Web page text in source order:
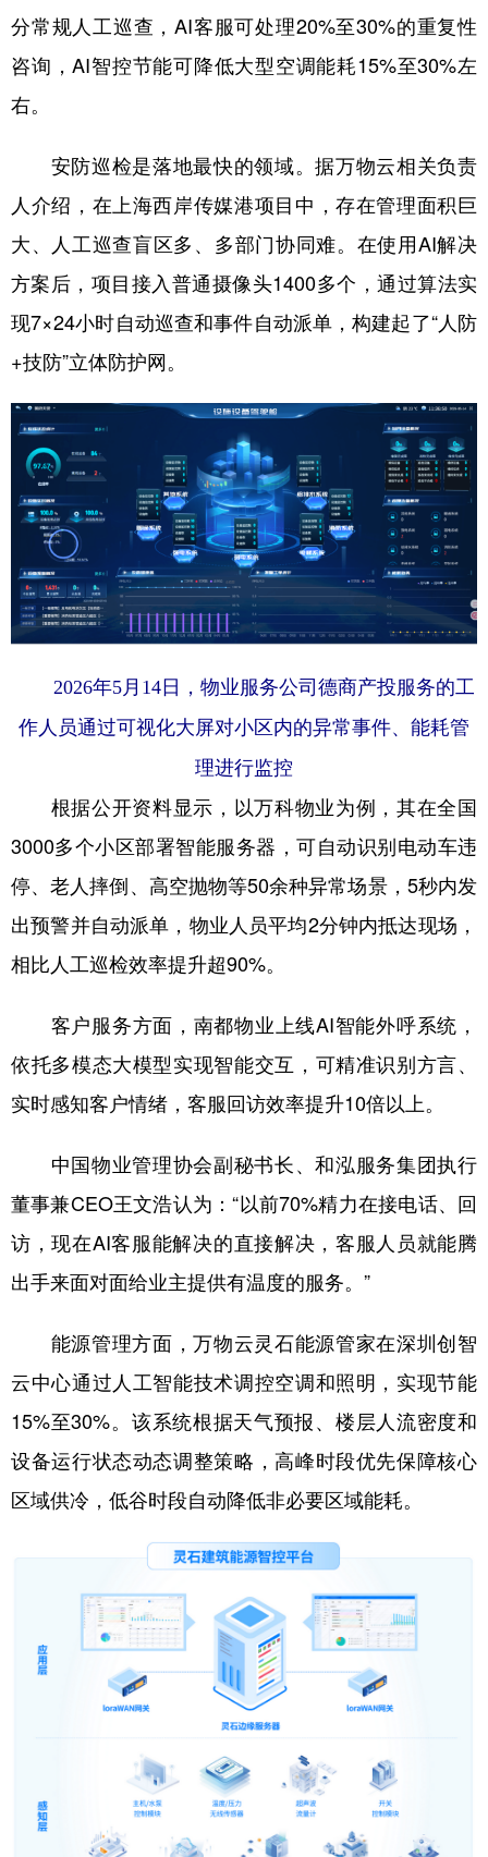
分常规人工巡查，AI客服可处理20%至30%的重复性
咨询，AI智控节能可降低大型空调能耗15%至30%左
右。
安防巡检是落地最快的领域。据万物云相关负责
人介绍，在上海西岸传媒港项目中，存在管理面积巨
大、人工巡查盲区多、多部门协同难。在使用AI解决
方案后，项目接入普通摄像头1400多个，通过算法实
现7×24小时自动巡查和事件自动派单，构建起了“人防
+技防”立体防护网。
2026年5月14日，物业服务公司德商产投服务的工
作人员通过可视化大屏对小区内的异常事件、能耗管
理进行监控
根据公开资料显示，以万科物业为例，其在全国
3000多个小区部署智能服务器，可自动识别电动车违
停、老人摔倒、高空抛物等50余种异常场景，5秒内发
出预警并自动派单，物业人员平均2分钟内抵达现场，
相比人工巡检效率提升超90%。
客户服务方面，南都物业上线AI智能外呼系统，
依托多模态大模型实现智能交互，可精准识别方言、
实时感知客户情绪，客服回访效率提升10倍以上。
中国物业管理协会副秘书长、和泓服务集团执行
董事兼CEO王文浩认为：“以前70%精力在接电话、回
访，现在AI客服能解决的直接解决，客服人员就能腾
出手来面对面给业主提供有温度的服务。”
能源管理方面，万物云灵石能源管家在深圳创智
云中心通过人工智能技术调控空调和照明，实现节能
15%至30%。该系统根据天气预报、楼层人流密度和
设备运行状态动态调整策略，高峰时段优先保障核心
区域供冷，低谷时段自动降低非必要区域能耗。